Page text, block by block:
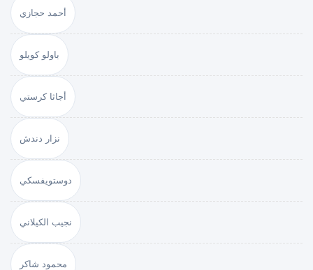
أحمد حجازي
باولو كويلو
أجاثا كرستي
نزار دندش
دوستويفسكي
نجيب الكيلاني
محمود شاكر